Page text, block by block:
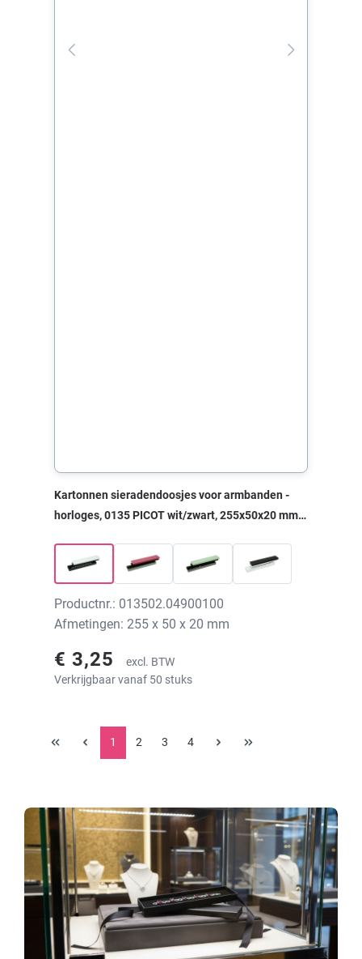
Kartonnen sieradendoosjes voor armbanden -
horloges, 0135 PICOT wit/zwart, 255x50x20 mm,
Productnr.: 013502.04900100
Afmetingen: 255 x 50 x 20 mm
€ 3,25
excl. BTW
Verkrijgbaar vanaf 50 stuks
1 2 3 4